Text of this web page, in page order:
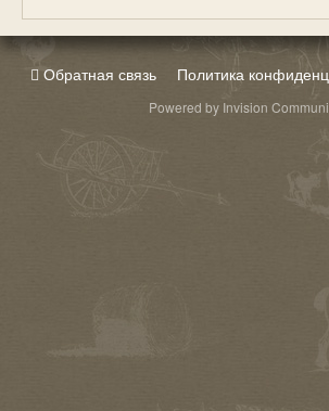
Обратная связь Политика
Powered by Invision